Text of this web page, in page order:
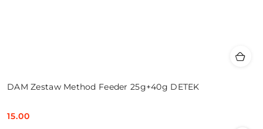
DAM Zestaw Method Feeder 25g+40g DETEK
Cena:
15.00